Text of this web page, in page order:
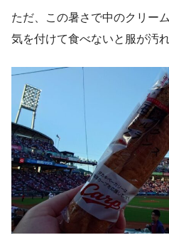
ただ、この暑さで中のクリー
気を付けて食べないと服が汚れ